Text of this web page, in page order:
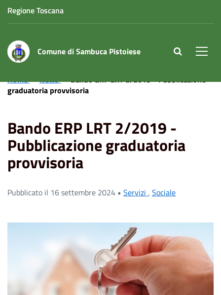
Regione Toscana
Comune di Sambuca Pistoiese site.searc
Home News
Bando ERP LRT 2/2019 - Pubblicazione
graduatoria provvisoria
Bando ERP LRT 2/2019 -
Pubblicazione graduatoria
provvisoria
Pubblicato il 16 settembre 2024 • Servizi , Sociale